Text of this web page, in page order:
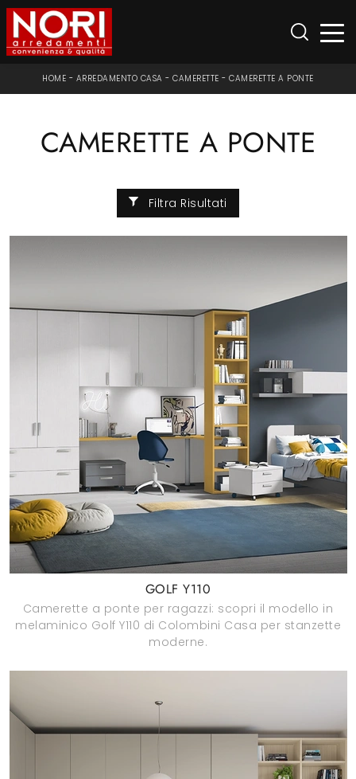
HOME - ARREDAMENTO CASA -CAMERETTE -CAMERETTE A PONTE
CAMERETTE A PONTE
Filtra Risultati
GOLF Y110
Camerette a ponte per ragazzi: scopri il modello in
melaminico Golf Y110 di Colombini Casa per stanzette
moderne.